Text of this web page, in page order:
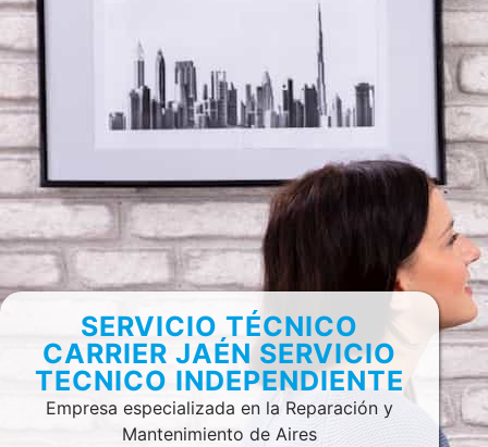
SERVICIO TÉCNICO
CARRIER JAÉN SERVICIO
TECNICO INDEPENDIENTE
Empresa especializada en la Reparación y
Mantenimiento de Aires